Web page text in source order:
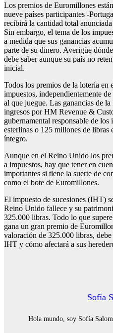
Los premios de Euromillones
nueve países participantes -
recibirá la cantidad total
Sin embargo, el tema de los
a medida que sus ganancias
parte de su dinero. Averigüe
debe saber aunque su país no
inicial.
Todos los premios de la lotería en
impuestos, independientemente
al que juegue. Las ganancias de
ingresos por HM Revenue &
gubernamental responsable de
esterlinas o 125 millones de libras
íntegro.
Aunque en el Reino Unido los
a impuestos, hay que tener en
importantes si tiene la suerte de
como el bote de Euromillones.
El impuesto de sucesiones (IHT)
Reino Unido fallece y su
325.000 libras. Todo lo que
gana un gran premio de
valoración de 325.000 libras,
IHT y cómo afectará a sus
Sofía
Hola mundo, soy Sofía